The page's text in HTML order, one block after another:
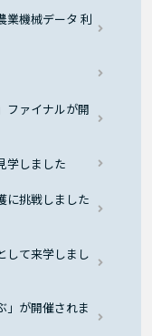
業機械データ 利
ファイナルが開
学しました
に挑戦しました
して来学しまし
」が開催されま